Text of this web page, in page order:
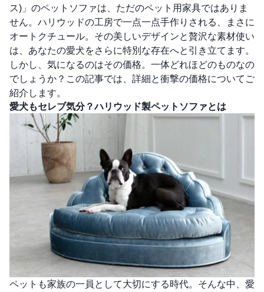
ス)」のペットソファは、ただのペット用家具ではありま
せん。ハリウッドの工房で一点一点手作りされる、まさに
オートクチュール。その美しいデザインと贅沢な素材使い
は、あなたの愛犬をさらに特別な存在へと引き立てます。
しかし、気になるのはその価格。一体どれほどのものなの
でしょうか？この記事では、詳細と衝撃の価格についてご
紹介します。
愛犬もセレブ気分？ハリウッド製ペットソファとは
ペットも家族の一員として大切にする時代。そんな中、愛